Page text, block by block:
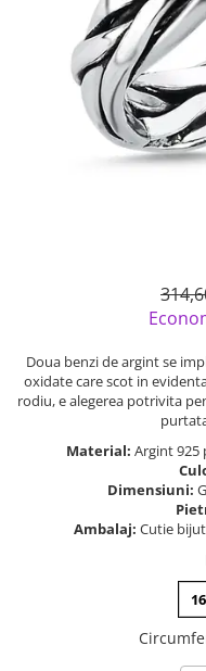
semipretioase
Bijuterii argint placat cu
Bijuterii argint cu diverse
materiale
Bijuterii argint cu
Bijuterii de Lux
Bijuterii gotice si rock
Bijuterii Handmade
Bijuterii fantezie
Casete si cutii de bijuterii
Solutii si lavete de
Doua benzi de argint se
oxidate care scot in
rodiu, e alegerea potrivita
Material: Argint 925
Dimensiuni:
Ambalaj: Cutie